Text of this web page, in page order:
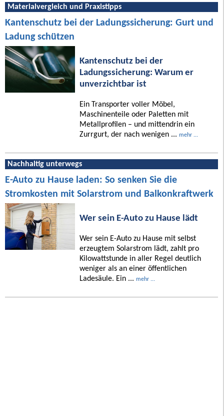
Materialvergleich und Praxistipps
Kantenschutz bei der Ladungssicherung: Gurt und
Ladung schützen
Kantenschutz bei der
Ladungssicherung: Warum er
unverzichtbar ist
Ein Transporter voller Möbel,
Maschinenteile oder Paletten mit
Metallprofilen – und mittendrin ein
Zurrgurt, der nach wenigen ... mehr ...
Nachhaltig unterwegs
E-Auto zu Hause laden: So senken Sie die
Stromkosten mit Solarstrom und Balkonkraftwerk
Wer sein E-Auto zu Hause lädt
Wer sein E-Auto zu Hause mit selbst
erzeugtem Solarstrom lädt, zahlt pro
Kilowattstunde in aller Regel deutlich
weniger als an einer öffentlichen
Ladesäule. Ein ... mehr ...